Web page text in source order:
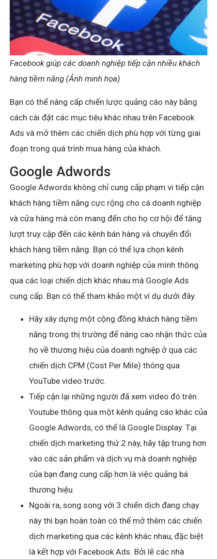
Facebook giúp các doanh nghiệp tiếp cận nhiều khách
hàng tiềm năng (Ảnh minh họa)
Bạn có thể nâng cấp chiến lược quảng cáo này bằng
cách cài đặt các mục tiêu khác nhau trên Facebook
Ads và mở thêm các chiến dịch phù hợp với từng giai
đoạn trong quá trình mua hàng của khách.
Google Adwords
Google Adwords không chỉ cung cấp phạm vi tiếp cận
khách hàng tiềm năng cực rộng cho cá doanh nghiệp
và cửa hàng mà còn mang đến cho họ cơ hội để tăng
lượt truy cập đến các kênh bán hàng và chuyển đổi
khách hàng tiềm năng. Bạn có thể lựa chọn kênh
marketing phù hợp với doanh nghiệp của mình thông
qua các loại chiến dịch khác nhau mà Google Ads
cung cấp. Bạn có thể tham khảo một ví dụ dưới đây.
Hãy xây dựng một cộng đồng khách hàng tiềm
năng trong thị trường để nâng cao nhận thức của
họ về thương hiệu của doanh nghiệp ở qua các
chiến dịch CPM (Cost Per Mile) thông qua
YouTube video trước.
Tiếp cận lại những người đã xem video đó trên
Youtube thông qua một kênh quảng cáo khác của
Google Adwords, có thể là Google Display. Tại
chiến dịch marketing thứ 2 này, hãy tập trung hơn
vào các sản phẩm và dịch vụ mà doanh nghiệp
của bạn đang cung cấp hơn là việc quảng bá
thương hiệu.
Ngoài ra, song song với 3 chiến dịch đang chạy
này thì bạn hoàn toàn có thể mở thêm các chiến
dịch marketing qua các kênh khác nhau, đặc biệt
là kết hợp với Facebook Ads. Bởi lẽ các nhà